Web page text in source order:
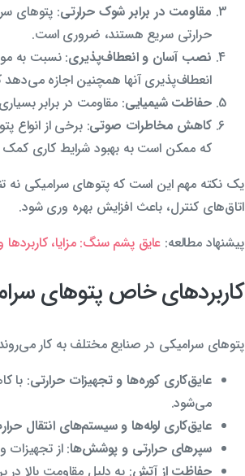
مقاومت در برابر شوک حرارتی: پتوهای
حرارتی سریع هستند، ضروری است.
نصب آسان و انعطاف‌پذیری: نسبت به
انعطاف‌پذیری آنها همچنین اجازه می‌دهد
حفاظت شیمیایی: مقاومت در برابر
کاهش مخاطرات صوتی: برخی از انواع
که ممکن است به بهبود شرایط کاری کمک
یک نکته مهم این است که پتوهای سرامیکی نه
اتاق‌های کنترل، باعث افزایش بهره وری شود.
پیشنهاد مطالعه: عایق پشم سنگ: مزایا،
کاربردهای خاص پتوهای
پتوهای سرامیکی در صنایع مختلف به کار
عایق‌کاری کوره‌ها و تجهیزات حرارتی: با
می‌شود.
عایق‌کاری لوله‌ها و سیستم‌های انتقال
سپرهای حرارتی و پوشش‌ها: از تجهیزات
حفاظت از آتش: به دلیل مقاومت بالا